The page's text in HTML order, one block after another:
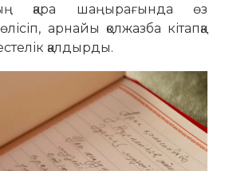
қара шаңырағында өз
арнайы қолжазба кітапқа
қалдырды.